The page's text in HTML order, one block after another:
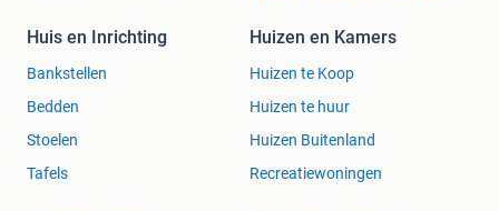
Huis en Inrichting
Bankstellen
Bedden
Stoelen
Tafels
Huizen en Kamers
Huizen te Koop
Huizen te huur
Huizen Buitenland
Recreatiewoningen